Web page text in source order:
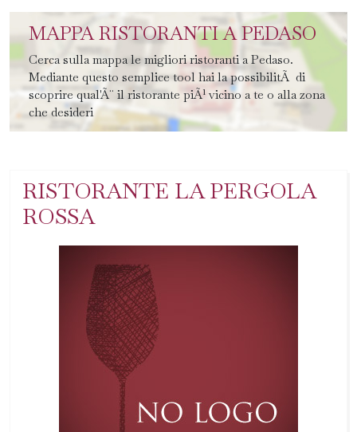
MAPPA RISTORANTI A PEDASO
Cerca sulla mappa le migliori ristoranti a Pedaso.
Mediante questo semplice tool hai la possibilitÃ di
scoprire qual'Ã¨ il ristorante piÃ¹ vicino a te o alla zona
che desideri
RISTORANTE LA PERGOLA
ROSSA